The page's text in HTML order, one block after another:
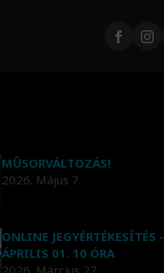
MŰSORVÁLTOZÁS!
2026. Május 7.
ONLINE JEGYÉRTÉKESÍTÉS -
ÁPRILIS 01. 10 ÓRA
2026. Március 27.